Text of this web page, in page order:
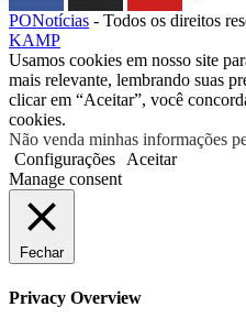
PONotícias - Todos os direitos
KAMP
Usamos cookies em nosso site
mais relevante, lembrando suas
clicar em “Aceitar”, você
cookies.
Não venda minhas informações
Configurações Aceitar
Manage consent
Fechar
Privacy Overview